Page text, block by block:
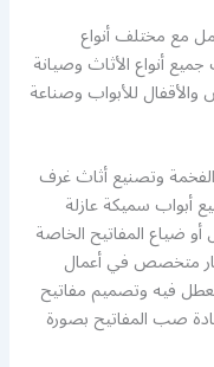
مع مختلف أنواع
أنواع الأثاث وصيانة
والأقفال للأبواب وصناعة
وتصنيع أثاث غرف
أبواب سميكة عازلة
ضياع المفاتيح الخاصة
متخصص في أعمال
فيه وتصميم مفاتيح
صب المفاتيح بصورة